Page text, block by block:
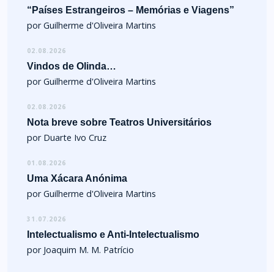
“Países Estrangeiros – Memórias e Viagens”
por Guilherme d'Oliveira Martins
02.08.2026
Vindos de Olinda…
por Guilherme d'Oliveira Martins
02.08.2026
Nota breve sobre Teatros Universitários
por Duarte Ivo Cruz
01.08.2026
Uma Xácara Anónima
por Guilherme d'Oliveira Martins
31.07.2026
Intelectualismo e Anti-Intelectualismo
por Joaquim M. M. Patrício